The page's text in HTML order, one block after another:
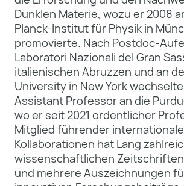
Dunklen Materie, wozu er 2008
Planck-Institut für Physik in
promovierte. Nach Postdoc-
Laboratori Nazionali del Gran
italienischen Abruzzen und an
University in New York wechselte
Assistant Professor an die
wo er seit 2021 ordentlicher
Mitglied führender
Kollaborationen hat Lang
wissenschaftlichen
und mehrere Auszeichnungen